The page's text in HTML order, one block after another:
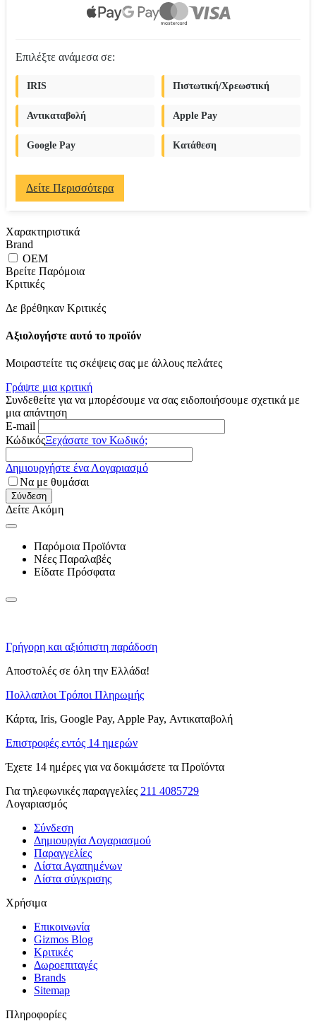
Επιλέξτε ανάμεσα σε:
IRIS Πιστωτική/Χρεωστική
Αντικαταβολή Apple Pay
Google Pay Κατάθεση
Δείτε Περισσότερα
Χαρακτηριστικά
Brand
OEM
Βρείτε Παρόμοια
Κριτικές
Δε βρέθηκαν Κριτικές
Αξιολογήστε αυτό το προϊόν
Μοιραστείτε τις σκέψεις σας με άλλους πελάτες
Γράψτε μια κριτική
Συνδεθείτε για να μπορέσουμε να σας ειδοποιήσουμε σχετικά με
μια απάντηση
E-mail
ΚώδικόςΞεχάσατε τον Κωδικό;
Δημιουργήστε ένα Λογαριασμό
Να με θυμάσαι
Σύνδεση
Δείτε Ακόμη
Παρόμοια Προϊόντα
Νέες Παραλαβές
Είδατε Πρόσφατα
Γρήγορη και αξιόπιστη παράδοση
Αποστολές σε όλη την Ελλάδα!
Πολλαπλοι Τρόποι Πληρωμής
Κάρτα, Iris, Google Pay, Apple Pay, Αντικαταβολή
Επιστροφές εντός 14 ημερών
Έχετε 14 ημέρες για να δοκιμάσετε τα Προϊόντα
Για τηλεφωνικές παραγγελίες 211 4085729
Λογαριασμός
Σύνδεση
Δημιουργία Λογαριασμού
Παραγγελίες
Λίστα Αγαπημένων
Λίστα σύγκρισης
Χρήσιμα
Επικοινωνία
Gizmos Blog
Κριτικές
Δωροεπιταγές
Brands
Sitemap
Πληροφορίες